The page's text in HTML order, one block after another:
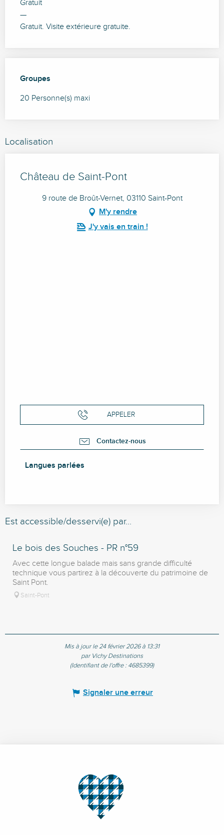
Gratuit
—
Gratuit. Visite extérieure gratuite.
Groupes
Groupes
20 Personne(s) maxi
Localisation
Château de Saint-Pont
9 route de Broût-Vernet, 03110 Saint-Pont
M'y rendre
J'y vais en train !
APPELER
Contactez-nous
Langues parlées
Langues parlées
Est accessible/desservi(e) par...
Le bois des Souches - PR n°59
Avec cette longue balade mais sans grande difficulté
technique vous partirez à la découverte du patrimoine de
Saint Pont.
Saint-Pont
Mis à jour le 24 février 2026 à 13:31
par Vichy Destinations
(Identifiant de l'offre : 4685399)
Signaler une erreur